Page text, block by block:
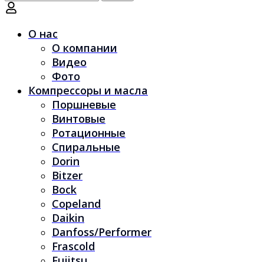
по:
О нас
О компании
Видео
Фото
Компрессоры и масла
Поршневые
Винтовые
Ротационные
Спиральные
Dorin
Bitzer
Bock
Copeland
Daikin
Danfoss/Performer
Frascold